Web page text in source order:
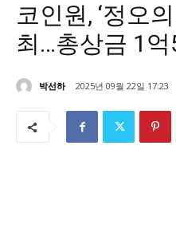
코인원, ‘정오
최…총상금 1
박선하 2025년 09월 22일 17:23